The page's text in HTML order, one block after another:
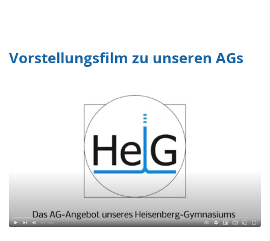
Vorstellungsfilm zu unseren AGs